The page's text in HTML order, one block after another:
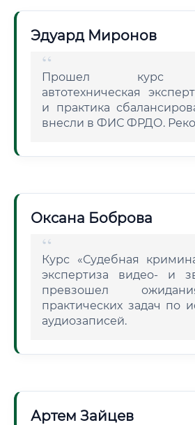
Эдуард Миронов
Прошел курс
автотехническая
и практика
внесли в ФИС ФРДО.
Оксана Боброва
Курс «Судебная
экспертиза видео- и
превзошел
практических задач по
аудиозаписей.
Артем Зайцев